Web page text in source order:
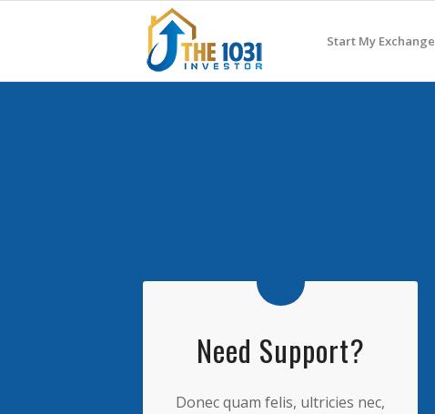
Start My Exchange
Need Support?
Donec quam felis, ultricies nec,